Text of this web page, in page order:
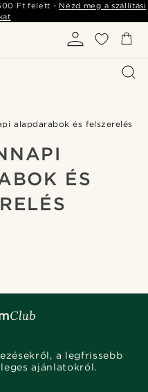
Ft felett - Nézd meg a szállítási
alapdarabok és felszerelés
ÉS
a legfrissebb
ajánlatokról.